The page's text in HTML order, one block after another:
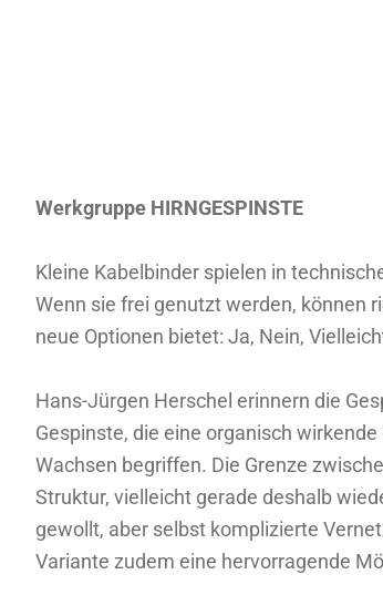
Werkgruppe HIRNGESPINSTE
Kleine Kabelbinder spielen in
Wenn sie frei genutzt werden, können
neue Optionen bietet: Ja, Nein,
Hans-Jürgen Herschel erinnern die
Gespinste, die eine organisch
Wachsen begriffen. Die Grenze
Struktur, vielleicht gerade deshalb
gewollt, aber selbst komplizierte
Variante zudem eine hervorragende